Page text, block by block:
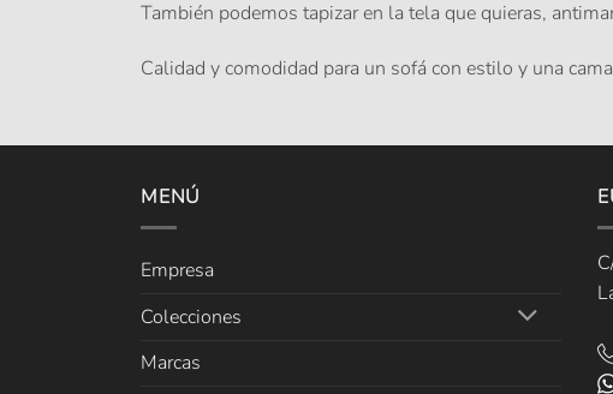
También podemos tapizar en la tela que quieras,
Calidad y comodidad para un sofá con estilo y una
MENÚ
Empresa
Colecciones
Marcas